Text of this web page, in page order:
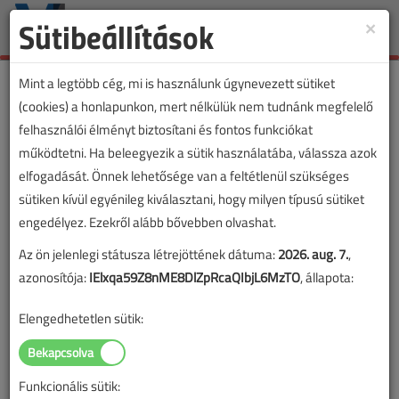
Toggle
×
Sütibeállítások
Mint a legtöbb cég, mi is használunk úgynevezett sütiket
(cookies) a honlapunkon, mert nélkülük nem tudnánk megfelelő
felhasználói élményt biztosítani és fontos funkciókat
működtetni. Ha beleegyezik a sütik használatába, válassza azok
elfogadását. Önnek lehetősége van a feltétlenül szükséges
sütiken kívül egyénileg kiválasztani, hogy milyen típusú sütiket
engedélyez. Ezekről alább bővebben olvashat.
Az ön jelenlegi státusza létrejöttének dátuma:2026. aug. 7.,
azonosítója:IElxqa59Z8nME8DlZpRcaQIbjL6MzTO, állapota:
Elengedhetetlen sütik:
Funkcionális sütik: